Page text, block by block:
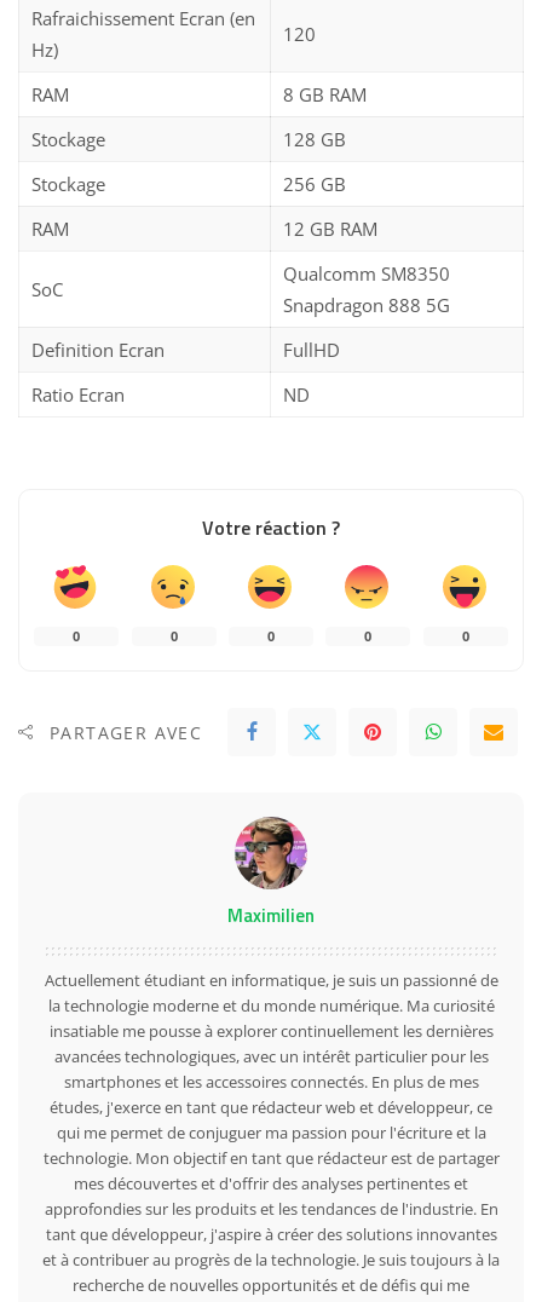
Rafraichissement Ecran (en
Hz)
120
RAM
8 GB RAM
Stockage
128 GB
Stockage
256 GB
RAM
12 GB RAM
SoC
Qualcomm SM8350
Snapdragon 888 5G
Definition Ecran
FullHD
Ratio Ecran
ND
Votre réaction ?
0 0 0 0 0
PARTAGER AVEC
Maximilien
Actuellement étudiant en informatique, je suis un passionné de
la technologie moderne et du monde numérique. Ma curiosité
insatiable me pousse à explorer continuellement les dernières
avancées technologiques, avec un intérêt particulier pour les
smartphones et les accessoires connectés. En plus de mes
études, j'exerce en tant que rédacteur web et développeur, ce
qui me permet de conjuguer ma passion pour l'écriture et la
technologie. Mon objectif en tant que rédacteur est de partager
mes découvertes et d'offrir des analyses pertinentes et
approfondies sur les produits et les tendances de l'industrie. En
tant que développeur, j'aspire à créer des solutions innovantes
et à contribuer au progrès de la technologie. Je suis toujours à la
recherche de nouvelles opportunités et de défis qui me